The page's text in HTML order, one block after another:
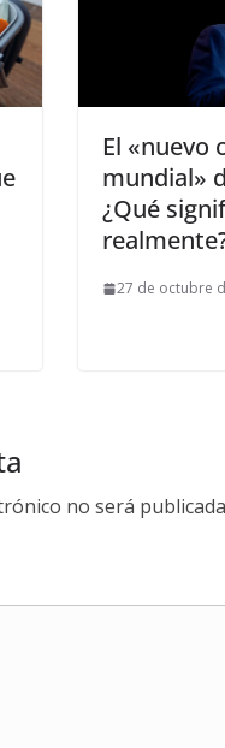
El «nuevo
mundial»
¿Qué
27 de octubre
no será